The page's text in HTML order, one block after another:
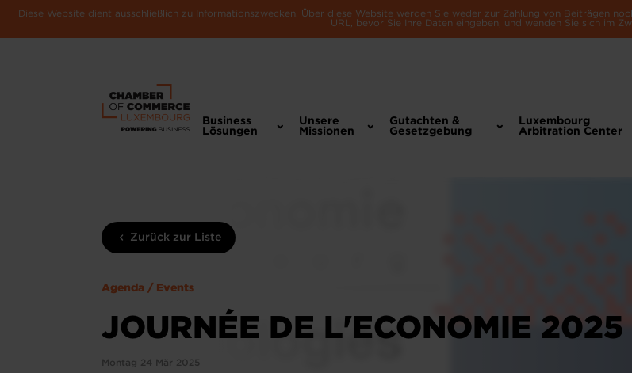
Diese Website dient ausschließlich zu Informationszwecken. Über diese Website werden Sie weder zur Zahlung von Beiträgen
URL, bevor Sie Ihre Daten eingeben, und wenden Sie sich im
Business
Lösungen
Unsere
Missionen
Gutachten &
Gesetzgebung
Luxembourg
Arbitration Center
Zurück zur Liste
Agenda / Events
JOURNÉE DE L'ECONOMIE 2025
Montag 24 Mär 2025